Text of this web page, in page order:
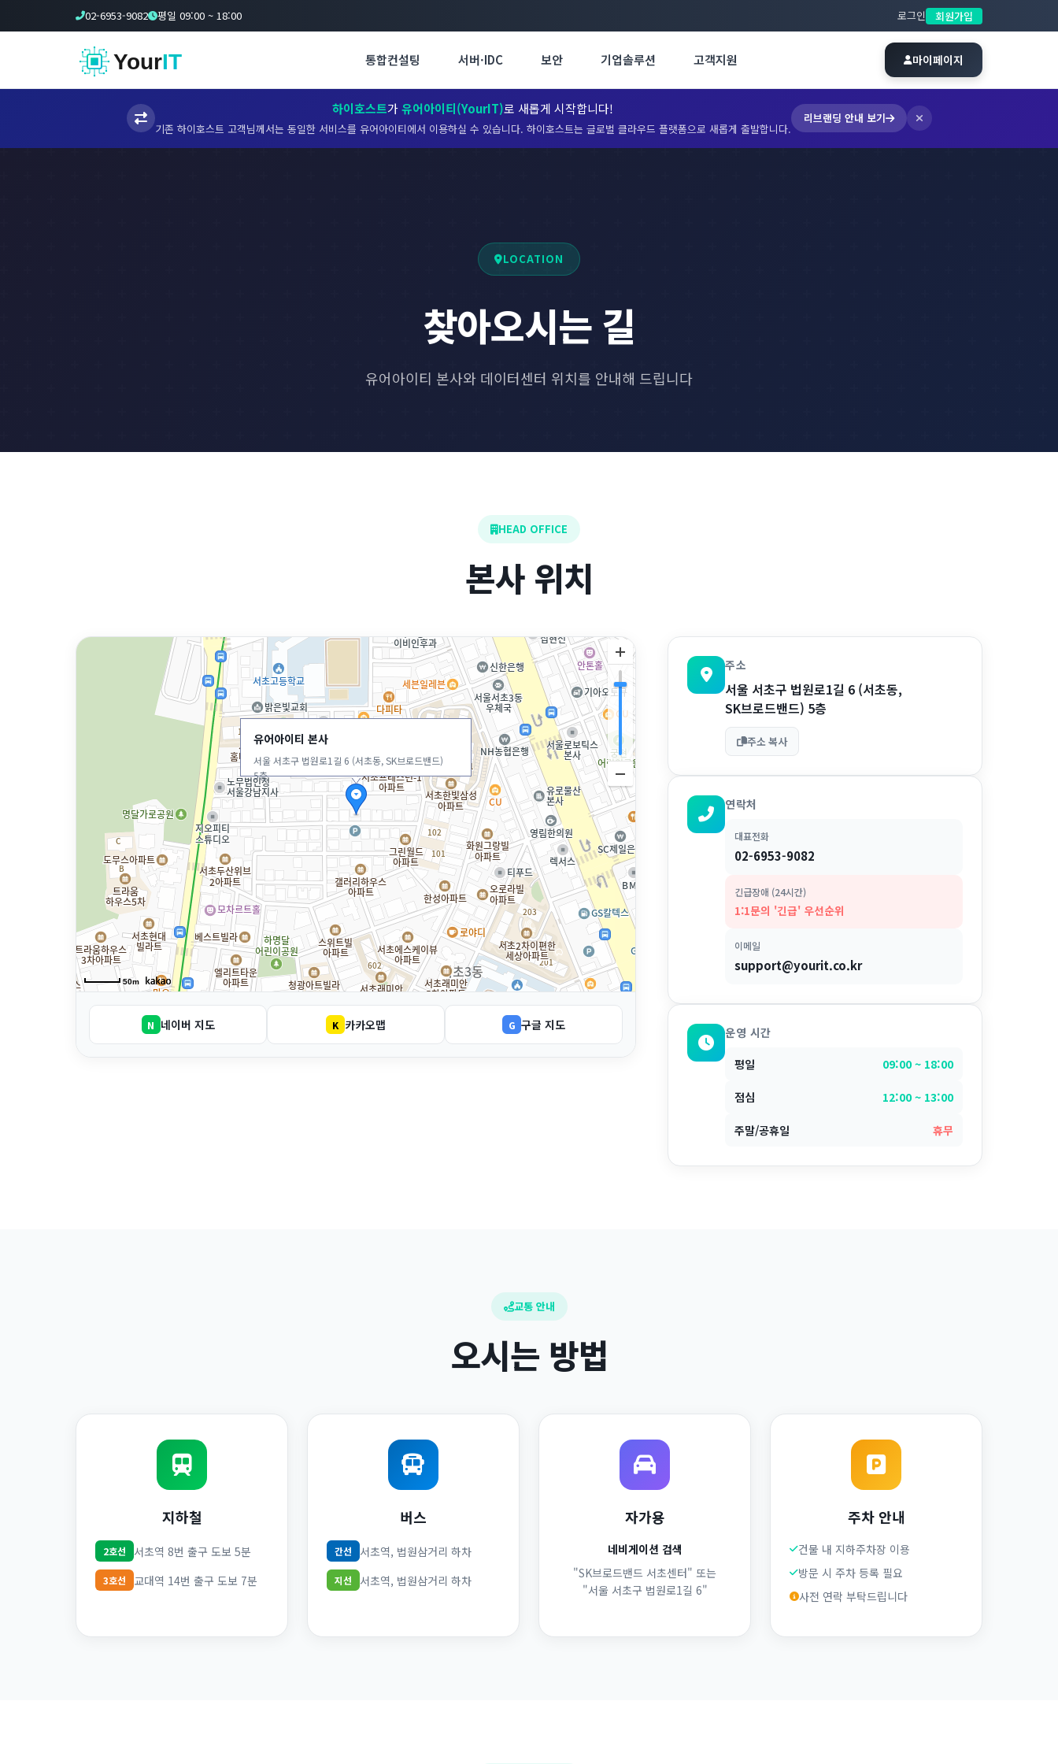
하이호스트가유어아이티(YourIT)로 새롭게 시작합니다!
기존 하이호스트 고객님께서는 동일한 서비스를 유어아이티에서 이용하실 수 있습니다. 하이호스트는 글로벌 클라우드 플랫폼으로 새롭게 출발합니다.
리브랜딩 안내 보기
02-6953-9082 평일 09:00 ~ 18:00 로그인 회원가입
YourIT 통합컨설팅 서버·IDC 보안 기업솔루션 고객지원 마이페이지
LOCATION
찾아오시는 길
유어아이티 본사와 데이터센터 위치를 안내해 드립니다
HEAD OFFICE
본사 위치
유어아이티 본사
서울 서초구 법원로1길 6 (서초동, SK브로드밴드)
5층
50m
N 네이버 지도 K 카카오맵 G 구글 지도
주소
서울 서초구 법원로1길 6 (서초동,
SK브로드밴드) 5층
주소 복사
연락처
대표전화
02-6953-9082
긴급장애 (24시간)
1:1문의 '긴급' 우선순위
이메일
support@yourit.co.kr
운영 시간
평일
09:00 ~ 18:00
점심 12:00 ~ 13:00
주말/공휴일 휴무
교통 안내
오시는 방법
지하철
2호선 서초역 8번 출구 도보 5분
3호선 교대역 14번 출구 도보 7분
버스
간선 서초역, 법원삼거리 하차
지선 서초역, 법원삼거리 하차
자가용
네비게이션 검색
"SK브로드밴드 서초센터" 또는
"서울 서초구 법원로1길 6"
주차 안내
건물 내 지하주차장 이용
방문 시 주차 등록 필요
사전 연락 부탁드립니다